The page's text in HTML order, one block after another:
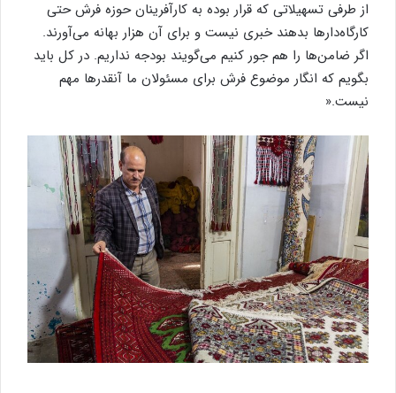
از طرفی تسهیلاتی که قرار بوده به کارآفرینان حوزه فرش حتی
کارگاه‌دارها بدهند خبری نیست و برای آن هزار بهانه می‌آورند.
اگر ضامن‌ها را هم جور کنیم می‌گویند بودجه نداریم. در کل باید
بگویم که انگار موضوع فرش برای مسئولان ما آنقدرها مهم
نیست.«